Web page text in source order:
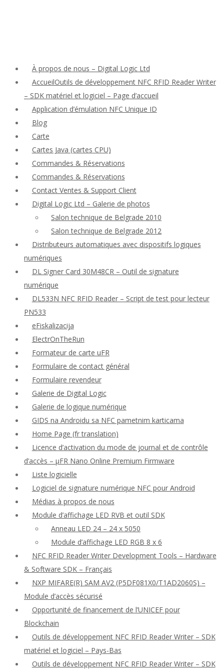
À propos de nous – Digital Logic Ltd
AccueilOutils de développement NFC RFID Reader Writer
– SDK matériel et logiciel – Page d’accueil
Application d’émulation NFC Unique ID
Blog
Carte
Cartes Java (cartes CPU)
Commandes & Réservations
Commandes & Réservations
Contact Ventes & Support Client
Digital Logic Ltd – Galerie de photos
Salon technique de Belgrade 2010
Salon technique de Belgrade 2012
Distributeurs automatiques avec dispositifs logiques
numériques
DL Signer Card 30M48CR – Outil de signature
numérique
DL533N NFC RFID Reader – Script de test pour lecteur
PN533
eFiskalizacija
ElectrOnTheRun
Formateur de carte uFR
Formulaire de contact général
Formulaire revendeur
Galerie de Digital Logic
Galerie de logique numérique
GIDS na Androidu sa NFC pametnim karticama
Home Page (fr translation)
Licence d’activation du mode de journal et de contrôle
d’accès – μFR Nano Online Premium Firmware
Liste logicielle
Logiciel de signature numérique NFC pour Android
Médias à propos de nous
Module d’affichage LED RVB et outil SDK
Anneau LED 24 – 24 x 5050
Module d’affichage LED RGB 8 x 6
NFC RFID Reader Writer Development Tools – Hardware
& Software SDK – Français
NXP MIFARE(R) SAM AV2 (P5DF081X0/T1AD2060S) –
Module d’accès sécurisé
Opportunité de financement de l’UNICEF pour
Blockchain
Outils de développement NFC RFID Reader Writer – SDK
matériel et logiciel – Pays-Bas
Outils de développement NFC RFID Reader Writer – SDK